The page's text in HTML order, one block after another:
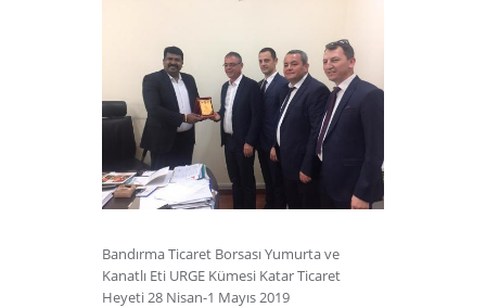
Bandırma Ticaret Borsası Yumurta ve
Kanatlı Eti URGE Kümesi Katar Ticaret
Heyeti 28 Nisan-1 Mayıs 2019